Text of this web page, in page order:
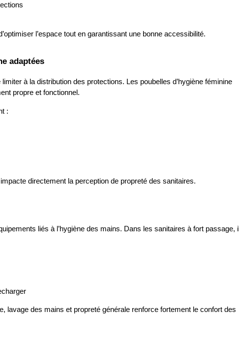
l’espace tout en garantissant une bonne accessibilité.
adaptées
à la distribution des protections. Les poubelles d’hygiène féminine
propre et fonctionnel.
:
directement la perception de propreté des sanitaires.
liés à l’hygiène des mains. Dans les sanitaires à fort passage, il
lavage des mains et propreté générale renforce fortement le confort des